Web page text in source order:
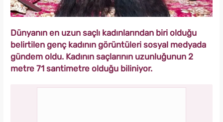
Dünyanın en uzun saçlı kadınlarından biri olduğu
belirtilen genç kadının görüntüleri sosyal medyada
gündem oldu. Kadının saçlarının uzunluğunun 2
metre 71 santimetre olduğu biliniyor.